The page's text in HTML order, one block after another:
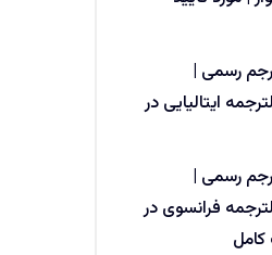
رسمی |
ایتالیایی در
رسمی |
فرانسوی در
کامل